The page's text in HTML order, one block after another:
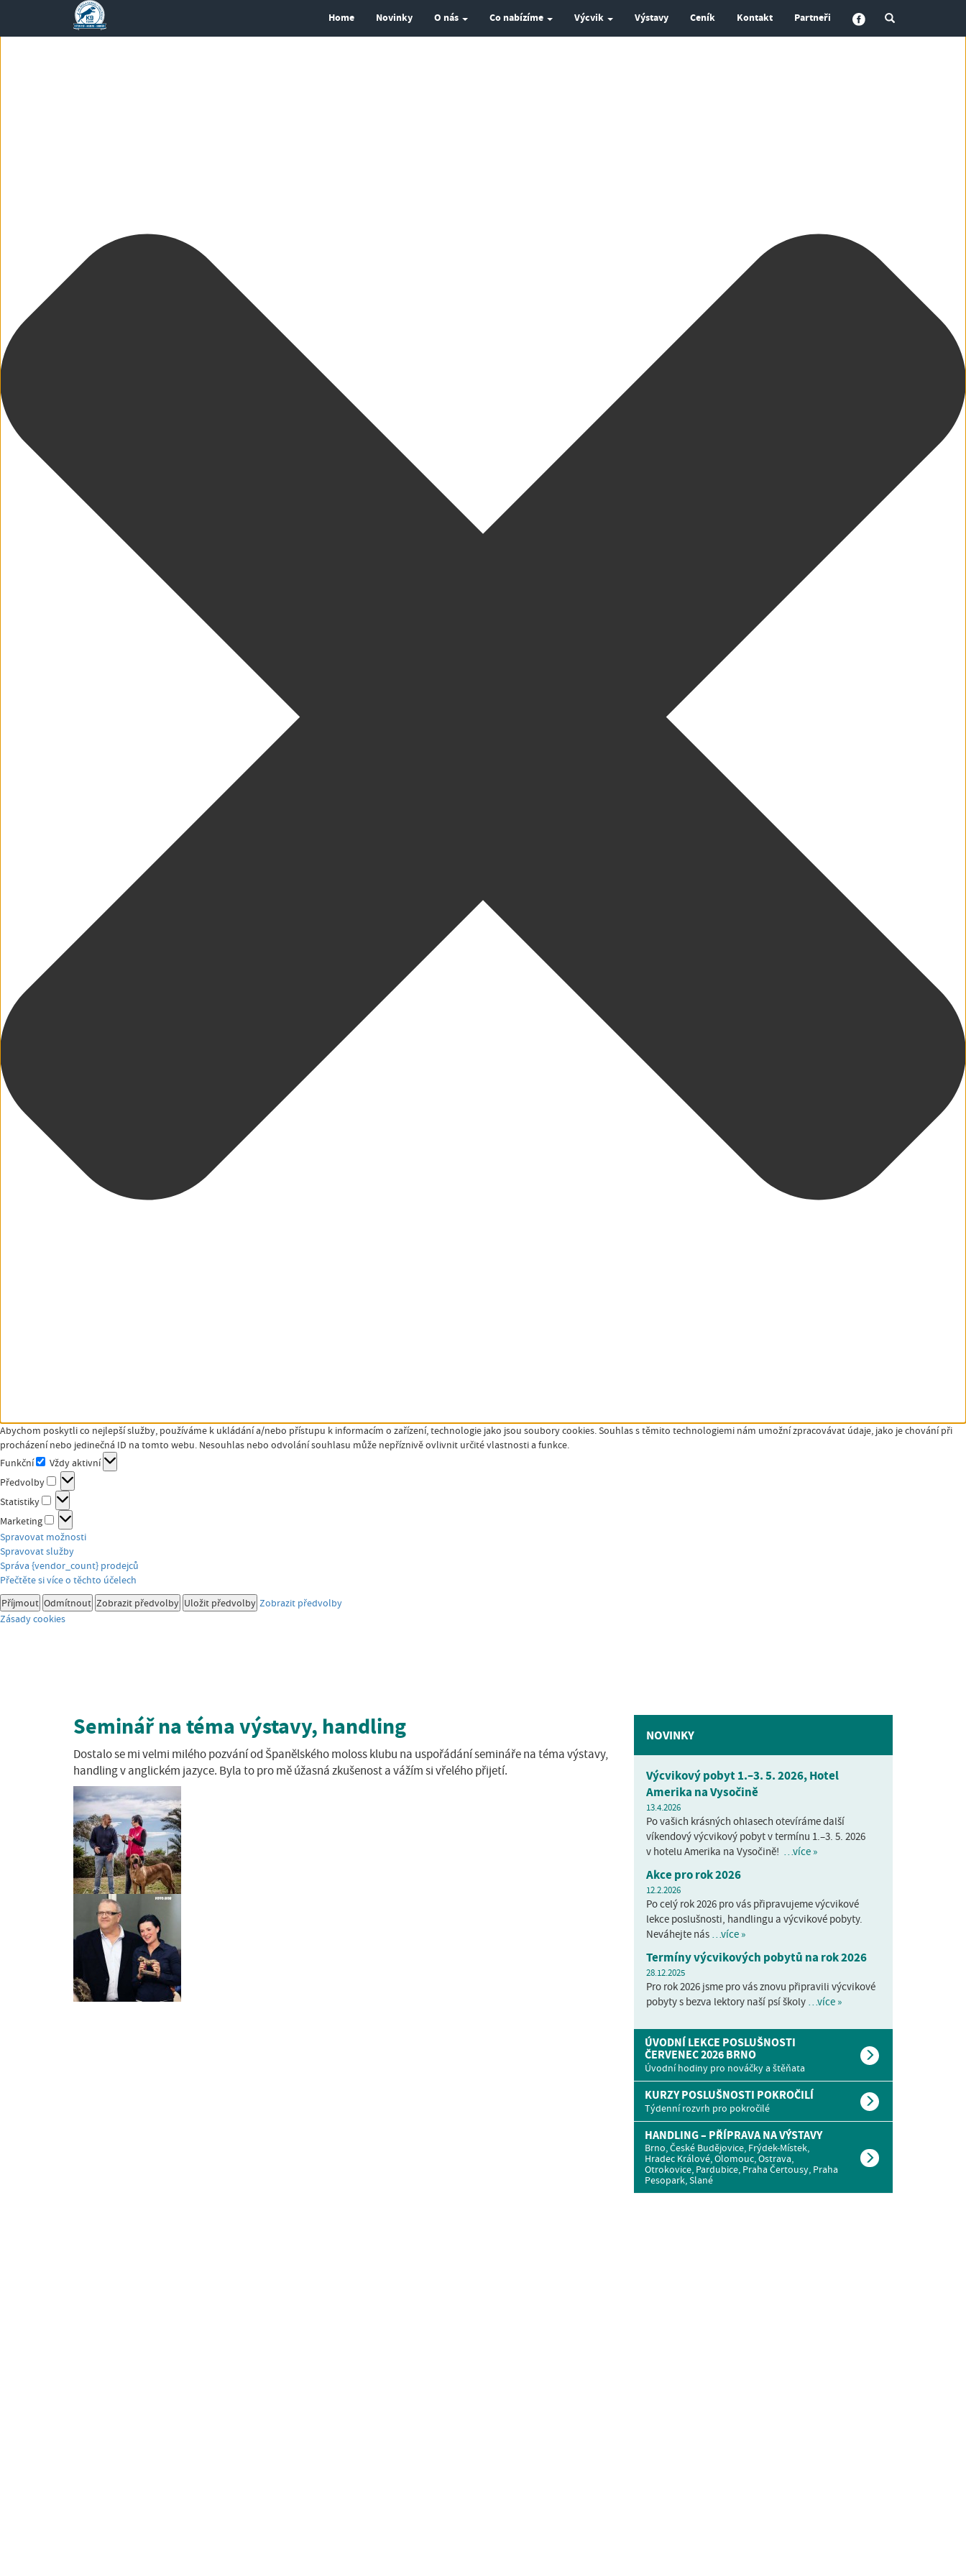
Spravovat Souhlas s cookies
Abychom poskytli co nejlepší služby, používáme k ukládání a/nebo přístupu k informacím o zařízení, technologie jako jsou soubory cookies. Souhlas s těmito technologiemi nám umožní zpracovávat údaje, jako je chování při
procházení nebo jedinečná ID na tomto webu. Nesouhlas nebo odvolání souhlasu může nepříznivě ovlivnit určité vlastnosti a funkce.
Funkční
Funkční
Vždy aktivní
Předvolby
Předvolby
Statistiky
Statistiky
Marketing
Marketing
Spravovat možnosti
Spravovat služby
Správa {vendor_count} prodejců
Přečtěte si více o těchto účelech
Příjmout Odmítnout Zobrazit předvolby Uložit předvolby Zobrazit předvolby
Zásady cookies
Home Novinky O nás Co nabízíme Výcvik Výstavy Ceník Kontakt Partneři
Seminář na téma výstavy, handling
Dostalo se mi velmi milého pozvání od Španělského moloss klubu na uspořádání semináře na téma výstavy,
handling v anglickém jazyce. Byla to pro mě úžasná zkušenost a vážím si vřelého přijetí.
NOVINKY
Výcvikový pobyt 1.–3. 5. 2026, Hotel
Amerika na Vysočině
13.4.2026
Po vašich krásných ohlasech otevíráme další
víkendový výcvikový pobyt v termínu 1.–3. 5. 2026
v hotelu Amerika na Vysočině! …více »
Akce pro rok 2026
12.2.2026
Po celý rok 2026 pro vás připravujeme výcvikové
lekce poslušnosti, handlingu a výcvikové pobyty.
Neváhejte nás …více »
Termíny výcvikových pobytů na rok 2026
28.12.2025
Pro rok 2026 jsme pro vás znovu připravili výcvikové
pobyty s bezva lektory naší psí školy …více »
ÚVODNÍ LEKCE POSLUŠNOSTI
ČERVENEC 2026 BRNO
Úvodní hodiny pro nováčky a štěňata
KURZY POSLUŠNOSTI POKROČILÍ
Týdenní rozvrh pro pokročilé
HANDLING – PŘÍPRAVA NA VÝSTAVY
Brno, České Budějovice, Frýdek-Místek,
Hradec Králové, Olomouc, Ostrava,
Otrokovice, Pardubice, Praha Čertousy, Praha
Pesopark, Slané